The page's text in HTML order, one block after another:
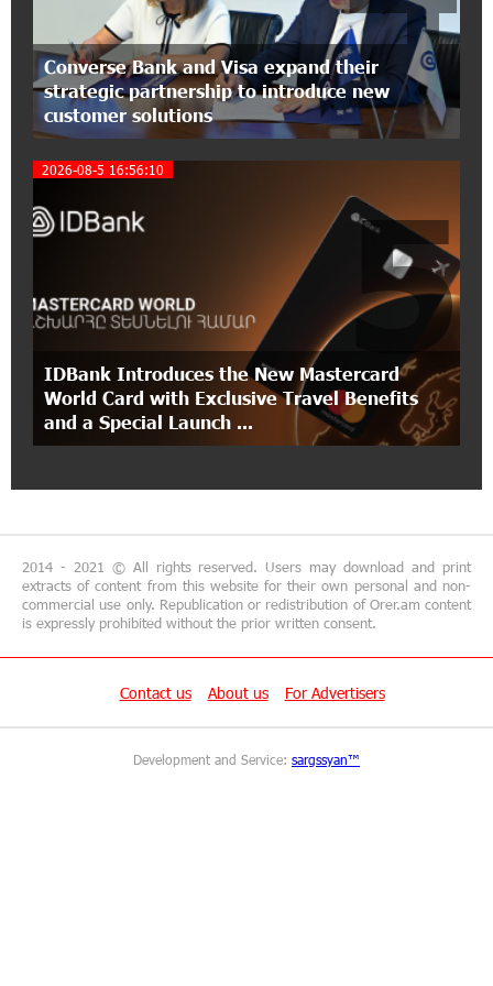
12:40:36 2-07-2026
Ucom Introduces the New uMix 5000 Regional
Package: 3 Services for Just AMD 5,000 per
Month
"Monaco glamour, Vegas energy, Macau prestige
- yet uniquely Armenian." Artak Tovmasyan on
how Seven Visions is redefining world-class hospitality
Travel Without Borders: Ucom Introduces New
uTravel Packages
15:08:55 30-06-2026
Artur Nakhshikyan has joined the Supervisory
Board of Unibank
18:19:50 29-06-2026
cyberextortion that turns your smartphone into
a "brick"
14:57:04 29-06-2026
Schools Across Armenia
Converse Bank and Visa expand their
strategic partnership to introduce new
customer solutions
2026-08-5 16:56:10
IDBank Introduces the New Mastercard
World Card with Exclusive Travel Benefits
and a Special Launch ...
5
2014 - 2021 © All rights reserved. Users may download and print
extracts of content from this website for their own personal and non-
commercial use only. Republication or redistribution of Orer.am content
is expressly prohibited without the prior written consent.
Contact us About us For Advertisers
Development and Service: sargssyan™